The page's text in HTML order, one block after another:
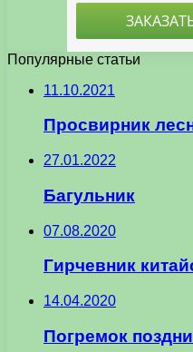
Популярные статьи
11.10.2021
Просвирник
27.01.2022
Багульник
07.08.2020
Гирчевник
14.04.2020
Погремок